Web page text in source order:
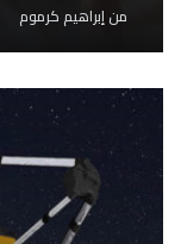
منإبراهيم كرموم